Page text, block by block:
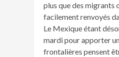
plus que des migrants
facilement renvoyés
Le Mexique étant
mardi pour apporter
frontalières pensent